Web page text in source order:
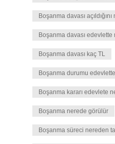
Boşanma davası açıldığını
Boşanma davası
Boşanma davası kaç TL
Boşanma durumu
Boşanma kararı edevlete
Boşanma nerede görülür
Boşanma süreci nereden